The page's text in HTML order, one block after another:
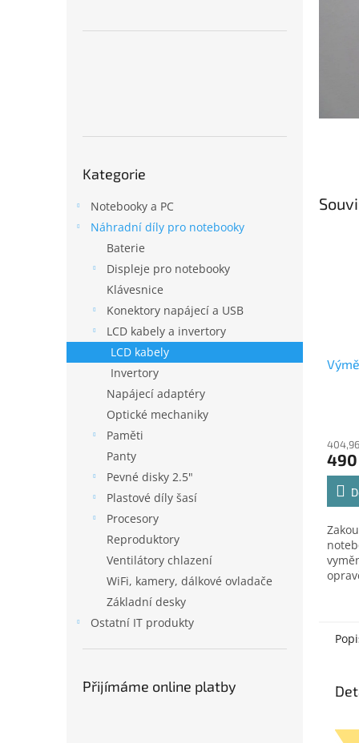
kategorie
Kategorie
Notebooky a PC
Náhradní díly pro notebooky
Baterie
Displeje pro notebooky
Klávesnice
Konektory napájecí a USB
LCD kabely a invertory
LCD kabely
Invertory
Napájecí adaptéry
Optické mechaniky
Paměti
Panty
Pevné disky 2.5"
Plastové díly šasí
Procesory
Reproduktory
Ventilátory chlazení
WiFi, kamery, dálkové ovladače
Základní desky
Ostatní IT produkty
Přijímáme online platby
490